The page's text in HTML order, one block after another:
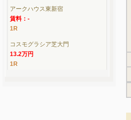
アークハウス東新宿
賃料：-
1R
コスモグラシア芝大門
13.2万円
1R